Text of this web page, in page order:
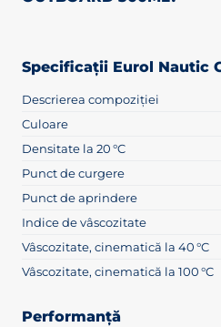
Specificații Eurol Nautic
Descrierea compoziției
Culoare
Densitate la 20 °C
Punct de curgere
Punct de aprindere
Indice de vâscozitate
Vâscozitate, cinematică la 40 °C
Vâscozitate, cinematică la 100 °C
Performanță